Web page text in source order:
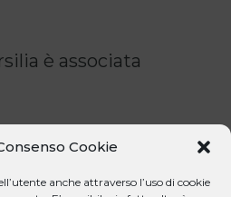
Cookie
anche attraverso l’uso di cookie
è associata